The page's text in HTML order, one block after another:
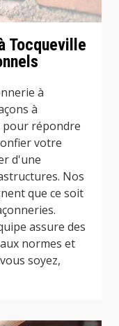
Tocqueville
à
à
pour répondre
votre
d'une
Nos
que ce soit
assure des
normes et
soyez,